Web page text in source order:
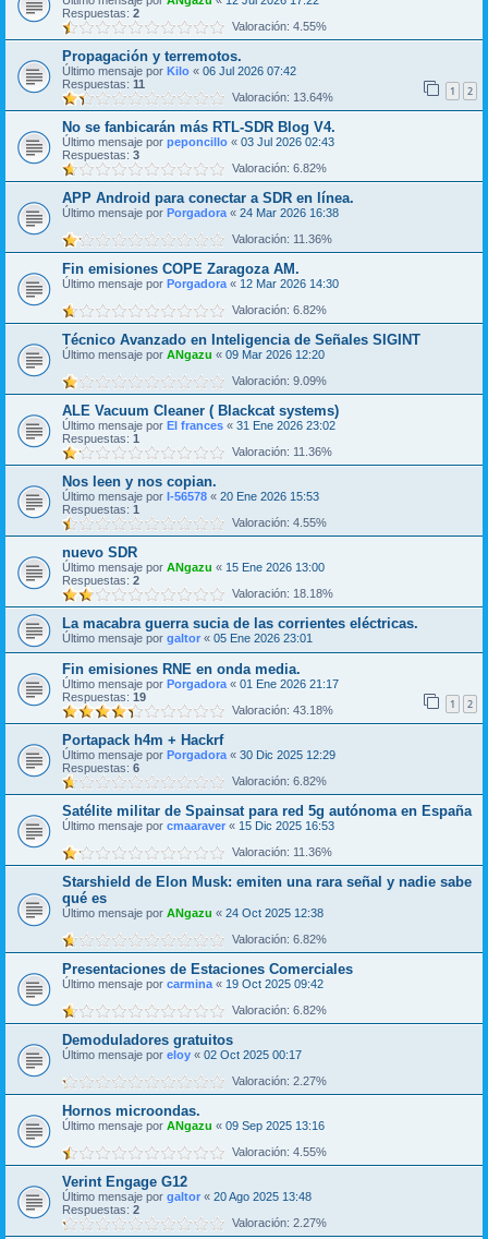
Respuestas: 2
Valoración: 4.55%
Propagación y terremotos.
Último mensaje por Kilo « 06 Jul 2026 07:42
Respuestas: 11 1 2
Valoración: 13.64%
No se fanbicarán más RTL-SDR Blog V4.
Último mensaje por peponcillo « 03 Jul 2026 02:43
Respuestas: 3
Valoración: 6.82%
APP Android para conectar a SDR en línea.
Último mensaje por Porgadora « 24 Mar 2026 16:38
Valoración: 11.36%
Fin emisiones COPE Zaragoza AM.
Último mensaje por Porgadora « 12 Mar 2026 14:30
Valoración: 6.82%
Técnico Avanzado en Inteligencia de Señales SIGINT
Último mensaje por ANgazu « 09 Mar 2026 12:20
Valoración: 9.09%
ALE Vacuum Cleaner ( Blackcat systems)
Último mensaje por El frances « 31 Ene 2026 23:02
Respuestas: 1
Valoración: 11.36%
Nos leen y nos copian.
Último mensaje por I-56578 « 20 Ene 2026 15:53
Respuestas: 1
Valoración: 4.55%
nuevo SDR
Último mensaje por ANgazu « 15 Ene 2026 13:00
Respuestas: 2
Valoración: 18.18%
La macabra guerra sucia de las corrientes eléctricas.
Último mensaje por galtor « 05 Ene 2026 23:01
Fin emisiones RNE en onda media.
Último mensaje por Porgadora « 01 Ene 2026 21:17
Respuestas: 19 1 2
Valoración: 43.18%
Portapack h4m + Hackrf
Último mensaje por Porgadora « 30 Dic 2025 12:29
Respuestas: 6
Valoración: 6.82%
Satélite militar de Spainsat para red 5g autónoma en España
Último mensaje por cmaaraver « 15 Dic 2025 16:53
Valoración: 11.36%
Starshield de Elon Musk: emiten una rara señal y nadie sabe
qué es
Último mensaje por ANgazu « 24 Oct 2025 12:38
Valoración: 6.82%
Presentaciones de Estaciones Comerciales
Último mensaje por carmina « 19 Oct 2025 09:42
Valoración: 6.82%
Demoduladores gratuitos
Último mensaje por eloy « 02 Oct 2025 00:17
Valoración: 2.27%
Hornos microondas.
Último mensaje por ANgazu « 09 Sep 2025 13:16
Valoración: 4.55%
Verint Engage G12
Último mensaje por galtor « 20 Ago 2025 13:48
Respuestas: 2
Valoración: 2.27%